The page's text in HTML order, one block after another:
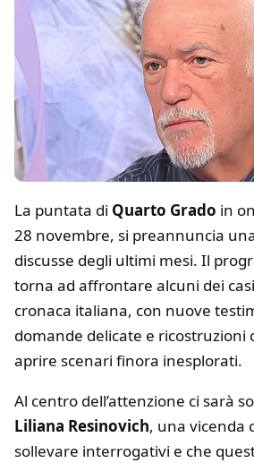
La puntata di Quarto Grado in
28 novembre, si preannuncia
discusse degli ultimi mesi. Il
torna ad affrontare alcuni dei
cronaca italiana, con nuove
domande delicate e ricostruzioni
aprire scenari finora inesplorati.
Al centro dell’attenzione ci sarà
Liliana Resinovich, una vicenda
sollevare interrogativi e che